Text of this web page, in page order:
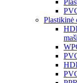
Plastikinė